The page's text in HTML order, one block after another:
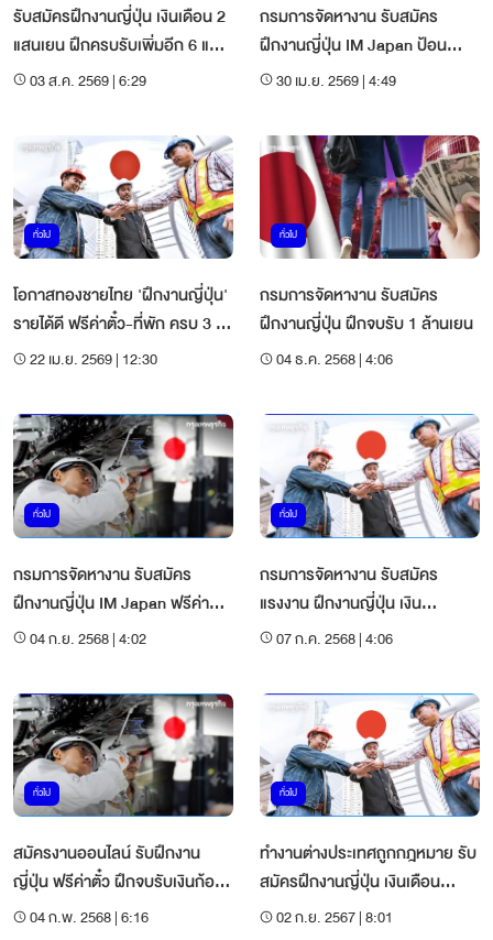
รับสมัครฝึกงานญี่ปุ่น เงินเดือน 2
แสนเยน ฝึกครบรับเพิ่มอีก 6 แสน
เยน03 ส.ค. 2569 | 6:29
กรมการจัดหางาน รับสมัคร
ฝึกงานญี่ปุ่น IM Japan ป้อน
อุตสาหกรรมการผลิต
30 เม.ย. 2569 | 4:49
ทั่วไป
โอกาสทองชายไทย 'ฝึกงานญี่ปุ่น'
รายได้ดี ฟรีค่าตั๋ว-ที่พัก ครบ 3 ปี
รับเงินก้อน 1.2 แสน
22 เม.ย. 2569 | 12:30
ทั่วไป
กรมการจัดหางาน รับสมัคร
ฝึกงานญี่ปุ่น ฝึกจบรับ 1 ล้านเยน
04 ธ.ค. 2568 | 4:06
ทั่วไป
กรมการจัดหางาน รับสมัคร
ฝึกงานญี่ปุ่น IM Japan ฟรีค่าตั๋ว
ค่าที่พัก
04 ก.ย. 2568 | 4:02
ทั่วไป
กรมการจัดหางาน รับสมัคร
แรงงาน ฝึกงานญี่ปุ่น เงิน
สนับสนุน 600,000 เยน
07 ก.ค. 2568 | 4:06
ทั่วไป
สมัครงานออนไลน์ รับฝึกงาน
ญี่ปุ่น ฟรีค่าตั๋ว ฝึกจบรับเงินก้อน
600,000 เยน
04 ก.พ. 2568 | 6:16
ทั่วไป
ทำงานต่างประเทศถูกกฎหมาย รับ
สมัครฝึกงานญี่ปุ่น เงินเดือน
41,000 ที่พักฟรี
02 ก.ย. 2567 | 8:01